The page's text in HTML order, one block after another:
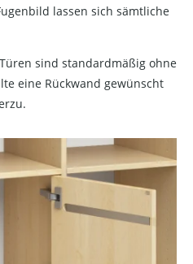
lassen sich sämtliche
sind standardmäßig ohne
eine Rückwand gewünscht